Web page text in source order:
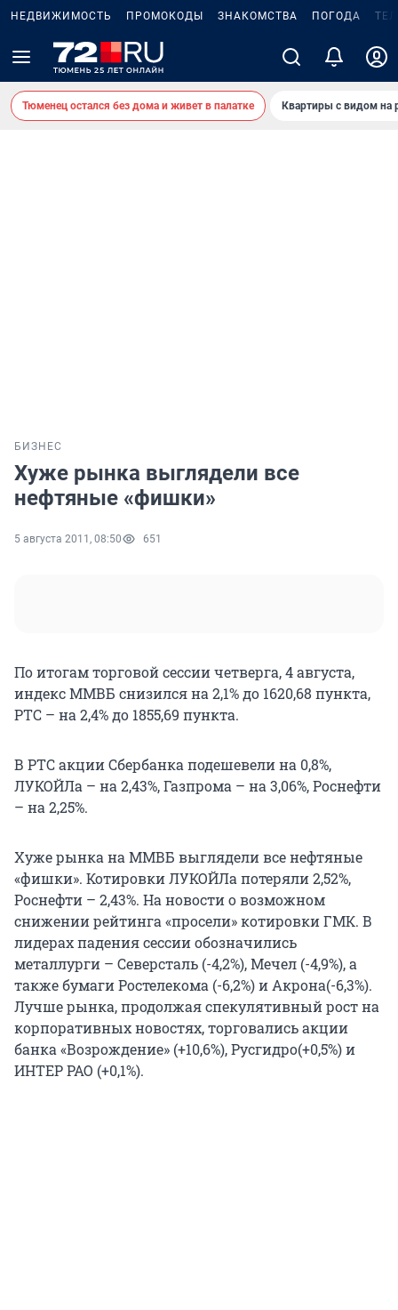
НЕДВИЖИМОСТЬ ПРОМОКОДЫ ЗНАКОМСТВА ПОГОДА
Тюменец остался без дома и живет в палатке Квартиры с видом на
БИЗНЕС
Хуже рынка выглядели все
нефтяные «фишки»
5 августа 2011, 08:50 651
По итогам торговой сессии четверга, 4 августа,
индекс ММВБ снизился на 2,1% до 1620,68 пункта,
РТС – на 2,4% до 1855,69 пункта.
В РТС акции Сбербанка подешевели на 0,8%,
ЛУКОЙЛа – на 2,43%, Газпрома – на 3,06%, Роснефти
– на 2,25%.
Хуже рынка на ММВБ выглядели все нефтяные
«фишки». Котировки ЛУКОЙЛа потеряли 2,52%,
Роснефти – 2,43%. На новости о возможном
снижении рейтинга «просели» котировки ГМК. В
лидерах падения сессии обозначились
металлурги – Северсталь (-4,2%), Мечел (-4,9%), а
также бумаги Ростелекома (-6,2%) и Акрона(-6,3%).
Лучше рынка, продолжая спекулятивный рост на
корпоративных новостях, торговались акции
банка «Возрождение» (+10,6%), Русгидро(+0,5%) и
ИНТЕР РАО (+0,1%).